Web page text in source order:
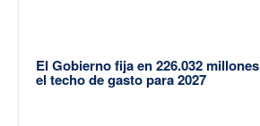
El Gobierno fija en 226.032 millones
el techo de gasto para 2027